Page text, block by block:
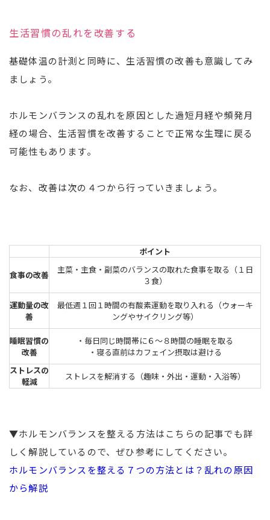
生活習慣の乱れを改善する
基礎体温の計測と同時に、生活習慣の改善も意識してみ
ましょう。
ホルモンバランスの乱れを原因とした過短月経や頻発月
経の場合、生活習慣を改善することで正常な生理に戻る
可能性もあります。
なお、改善は次の４つから行っていきましょう。
ポイント
食事の改善
主菜・主食・副菜のバランスの取れた食事を取る（１日
３食）
運動量の改
善
最低週１回１時間の有酸素運動を取り入れる（ウォーキ
ングやサイクリング等）
睡眠習慣の
改善
・毎日同じ時間帯に６～８時間の睡眠を取る
・寝る直前はカフェイン摂取は避ける
ストレスの
軽減
ストレスを解消する（趣味・外出・運動・入浴等）
▼ホルモンバランスを整える方法はこちらの記事でも詳
しく解説しているので、ぜひ参考にしてください。
ホルモンバランスを整える７つの方法とは？乱れの原因
から解説